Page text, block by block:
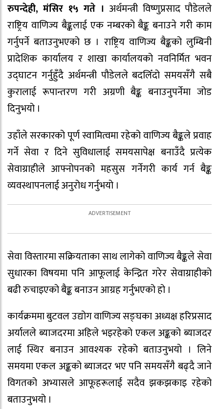
रुपन्देही, मंसिर १५ गते । अर्थमन्त्री विष्णुप्रसाद पौडेलले
राष्ट्रिय वाणिज्य बैङ्कलाई एक नम्बरको बैङ्क बनाउने गरी काम
गर्नुपर्ने बताउनुभएको छ । राष्ट्रिय वाणिज्य बैङ्कको लुम्बिनी
प्रादेशिक कार्यालय र शाखा कार्यालयको नवनिर्मित भवन
उद्घाटन गर्नुहुँदै अर्थमन्त्री पौडेलले बदलिँदो समयसँगै सबै
कुरालाई रूपान्तरण गरी अग्रणी बैङ्क बनाउनुपर्नेमा जोड
दिनुभयो ।
उहाँले सरकारको पूर्ण स्वामित्वमा रहेको वाणिज्य बैङ्कले प्रवाह
गर्ने सेवा र दिने सुविधालाई समयसापेक्ष बनाउँदै प्रत्येक
सेवाग्राहीले आफ्नोपनको महसुस गर्नेगरी कार्य गर्न बैङ्क
व्यवस्थापनलाई अनुरोध गर्नुभयो ।
सेवा विस्तारमा सक्रियताका साथ लागेको वाणिज्य बैङ्कले सेवा
सुधारका विषयमा पनि आफूलाई केन्द्रित गरेर सेवाग्राहीको
बढी रुचाइएको बैङ्क बनाउन आग्रह गर्नुभएको हो ।
कार्यक्रममा बुटवल उद्योग वाणिज्य सङ्घका अध्यक्ष हरिप्रसाद
अर्यालले ब्याजदरमा अहिले भइरहेको एकल अङ्कको ब्याजदर
लाई स्थिर बनाउन आवश्यक रहेको बताउनुभयो । लिने
समयमा एकल अङ्कको ब्याजदर भए पनि समयसँगै बढ्दै जाने
विगतको अभ्यासले आफूहरूलाई सदैव झकझकाइ रहेको
बताउनुभयो ।